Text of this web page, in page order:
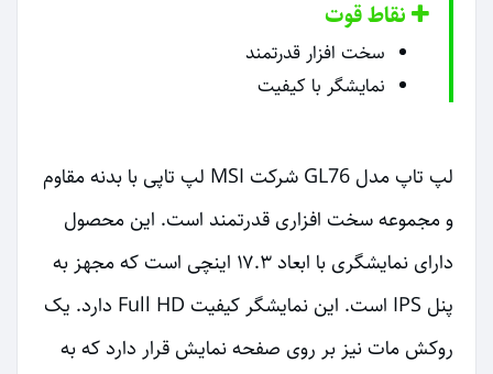
نقاط قوت
سخت افزار قدرتمند
نمایشگر با کیفیت
لپ تاپ مدل GL76 شرکت MSI لپ تاپی با بدنه مقاوم
و مجموعه سخت افزاری قدرتمند است. این محصول
دارای نمایشگری با ابعاد ۱۷.۳ اینچی است که مجهز به
پنل IPS است. این نمایشگر کیفیت Full HD دارد. یک
روکش مات نیز بر روی صفحه نمایش قرار دارد که به